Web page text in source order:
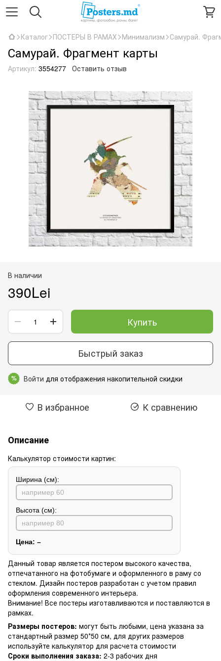
Каталог ПОСТЕРЫ В РАМАХ Минимализм Самурай.
Самурай. Фрагмент карты
Артикул: 3554277 Оставить отзыв
В наличии
390Lei
Купить
Быстрый заказ
% Войти для отображения накопительной скидки
В избранное К сравнению
Описание
Калькулятор стоимости картин:
Ширина (см):
Высота (см):
Цена: –
Данный товар является постером высокого качества,
отпечатанного на фотобумаге и оформленного в раму со
стеклом. Дизайн постеров разработан с учетом правил
оформления современного интерьера.
Внимание! Все постеры изготавливаются и поставляются в
рамках.
Размеры постеров: могут быть любыми, цена указана за
стандартный размер 50*50 см, для других размеров
используйте калькулятор для расчета стоимости
Сроки выполнения заказа: 2-3 рабочих дня